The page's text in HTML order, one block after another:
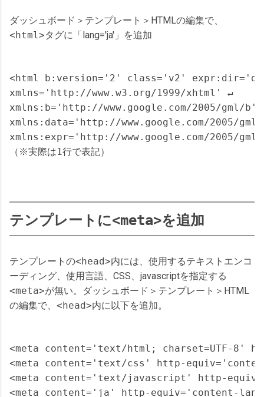
ダッシュボード＞テンプレート＞HTMLの編集で、
<html>タグに「lang='ja'」を追加
<html b:version='2' class='v2'
xmlns='http://www.w3.org/1999/xhtml' ↵
xmlns:b='http://www.google.com/2005/gml/b'
xmlns:data='http://www.google.com/2005/
xmlns:expr='http://www.google.com/2005/
テンプレートに<meta>を追加
テンプレートの<head>内には、使用するテキストエンコ
ーディング、使用言語、CSS、javascriptを指定する
<meta>が無い。ダッシュボード＞テンプレート＞HTML
の編集で、 <head>内に以下を追加。
<meta content='text/html; charset=UTF-8'
<meta content='text/css' http-
<meta content='text/javascript' http-